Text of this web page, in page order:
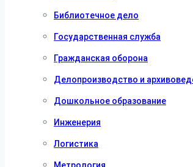
Библиотечное дело
Государственная служба
Гражданская оборона
Делопроизводство и
Дошкольное образование
Инженерия
Логистика